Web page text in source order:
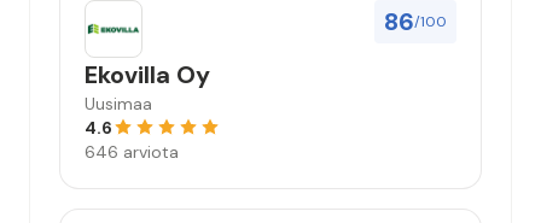
86/100
Ekovilla Oy
Uusimaa
4.6
646 arviota